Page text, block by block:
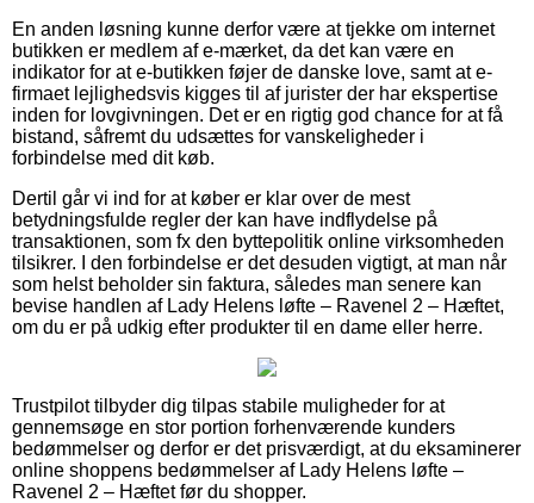
En anden løsning kunne derfor være at tjekke om internet
butikken er medlem af e-mærket, da det kan være en
indikator for at e-butikken føjer de danske love, samt at e-
firmaet lejlighedsvis kigges til af jurister der har ekspertise
inden for lovgivningen. Det er en rigtig god chance for at få
bistand, såfremt du udsættes for vanskeligheder i
forbindelse med dit køb.
Dertil går vi ind for at køber er klar over de mest
betydningsfulde regler der kan have indflydelse på
transaktionen, som fx den byttepolitik online virksomheden
tilsikrer. I den forbindelse er det desuden vigtigt, at man når
som helst beholder sin faktura, således man senere kan
bevise handlen af Lady Helens løfte – Ravenel 2 – Hæftet,
om du er på udkig efter produkter til en dame eller herre.
Trustpilot tilbyder dig tilpas stabile muligheder for at
gennemsøge en stor portion forhenværende kunders
bedømmelser og derfor er det prisværdigt, at du eksaminerer
online shoppens bedømmelser af Lady Helens løfte –
Ravenel 2 – Hæftet før du shopper.